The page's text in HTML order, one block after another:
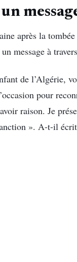
après la
message à
de l’Algérie,
pour
raison. Je
». A-t-il